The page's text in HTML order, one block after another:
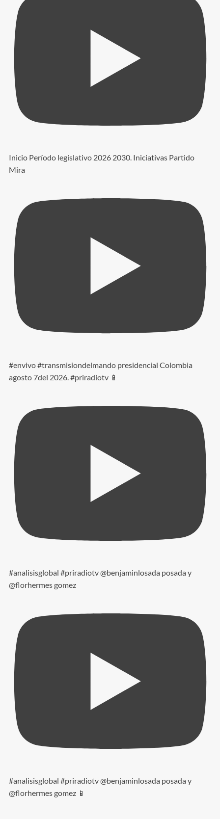
Inicio Período legislativo 2026 2030. Iniciativas Partido
Mira
#envivo #transmisiondelmando presidencial Colombia
agosto 7del 2026. #priradiotv 📱
#analisisglobal #priradiotv @benjaminlosada posada y
@florhermes gomez
#analisisglobal #priradiotv @benjaminlosada posada y
@florhermes gomez 📱